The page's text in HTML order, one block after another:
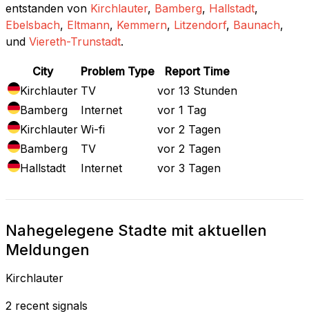
entstanden von Kirchlauter, Bamberg, Hallstadt,
Ebelsbach, Eltmann, Kemmern, Litzendorf, Baunach,
und Viereth-Trunstadt.
City Problem Type
Report Time
Kirchlauter TV
vor 13 Stunden
Bamberg
Internet
vor 1 Tag
Kirchlauter Wi-fi
vor 2 Tagen
Bamberg
TV
vor 2 Tagen
Hallstadt
Internet vor 3 Tagen
Nahegelegene Stadte mit aktuellen
Meldungen
Kirchlauter
2 recent signals